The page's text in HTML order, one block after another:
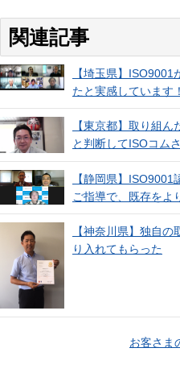
関連記事
【埼玉県】
たと実感しています！
【東京都】取り組
と判断してISOコム
【静岡県】
ご指導で、既存をよ
【神奈川県】独自
り入れてもらった
お客さま